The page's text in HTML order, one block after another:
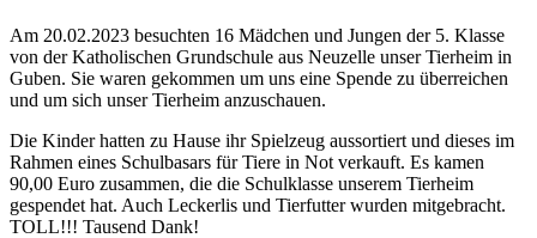
Am 20.02.2023 besuchten 16 Mädchen und Jungen der 5. Klasse
von der Katholischen Grundschule aus Neuzelle unser Tierheim in
Guben. Sie waren gekommen um uns eine Spende zu überreichen
und um sich unser Tierheim anzuschauen.
Die Kinder hatten zu Hause ihr Spielzeug aussortiert und dieses im
Rahmen eines Schulbasars für Tiere in Not verkauft. Es kamen
90,00 Euro zusammen, die die Schulklasse unserem Tierheim
gespendet hat. Auch Leckerlis und Tierfutter wurden mitgebracht.
TOLL!!! Tausend Dank!